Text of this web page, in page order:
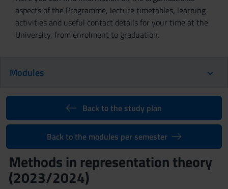
aspects of the Programme, lecture timetables, learning
activities and useful contact details for your time at the
University, from enrolment to graduation.
Modules
Back to the study plan
Back to the modules per semester
Methods in representation theory
(2023/2024)